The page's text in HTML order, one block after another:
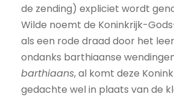
de zending) expliciet wordt
Wilde noemt de Koninkrijk-
als een rode draad door het
ondanks barthiaanse
barthiaans, al komt deze
gedachte wel in plaats van de